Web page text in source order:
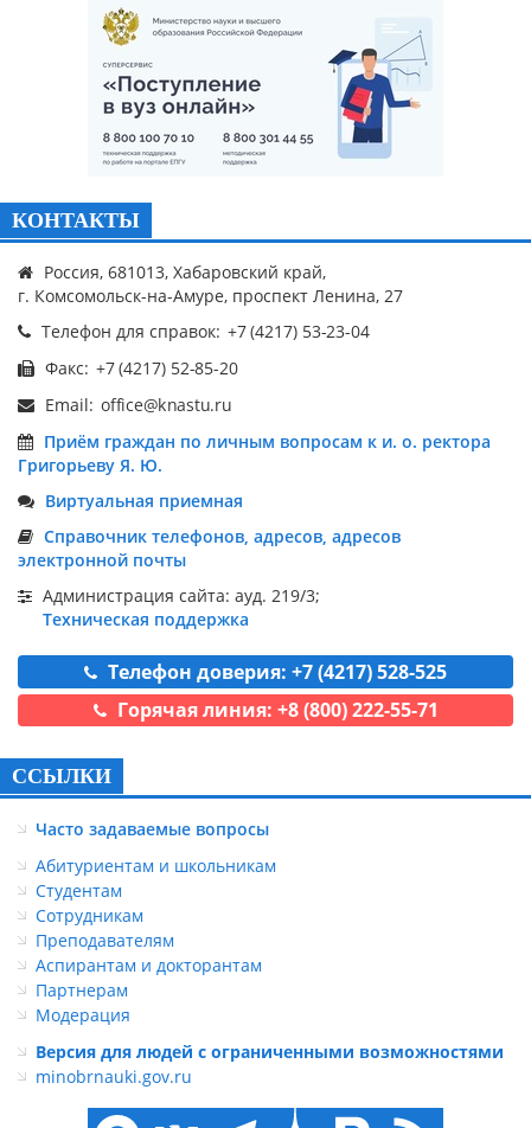
КОНТАКТЫ
Россия, 681013, Хабаровский край,
г. Комсомольск-на-Амуре, проспект Ленина, 27
Телефон для справок:
Факс:
Email:
Приём граждан по личным вопросам к и. о. ректора
Григорьеву Я. Ю.
Виртуальная приемная
Справочник телефонов, адресов, адресов
электронной почты
Администрация сайта: ауд. 219/3;
Техническая поддержка
Телефон доверия: +7 (4217) 528-525
Горячая линия: +8 (800) 222-55-71
ССЫЛКИ
Часто задаваемые вопросы
Абитуриентам и школьникам
Студентам
Сотрудникам
Преподавателям
Аспирантам и докторантам
Партнерам
Модерация
Версия для людей с ограниченными возможностями
minobrnauki.gov.ru